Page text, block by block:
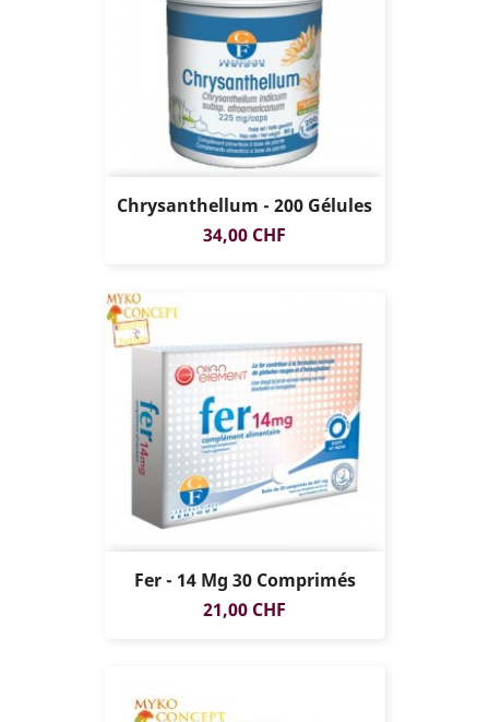
Chrysanthellum - 200 Gélules
Prix
34,00 CHF
Fer - 14 Mg 30 Comprimés
Prix
21,00 CHF